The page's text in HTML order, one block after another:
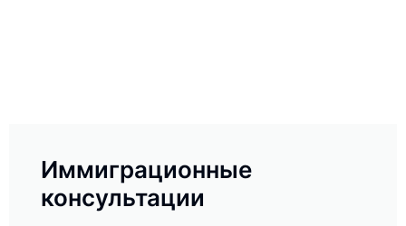
Иммиграционные
консультации